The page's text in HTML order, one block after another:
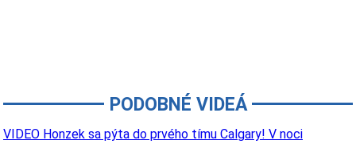
PODOBNÉ VIDEÁ
VIDEO Honzek sa pýta do prvého tímu Calgary! V noci